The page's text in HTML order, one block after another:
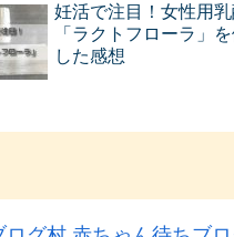
妊活で注目！女性用
「ラクトフローラ」
した感想